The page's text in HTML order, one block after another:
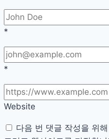
*
*
Website
다음 번 댓글 작성을 위